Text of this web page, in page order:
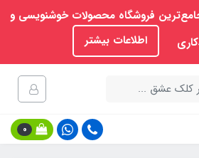
فروشگاه محصولات خوشنویسی و
اطلاعات بیشتر
0